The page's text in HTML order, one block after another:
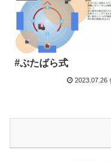
#ぶたばら式
2023.07.26